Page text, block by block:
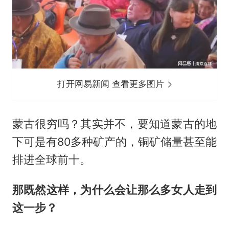
打开网易新闻 查看更多图片
蒙古很穷吗？其实并不，要知道蒙古的地
下可是有80多种矿产的，铜矿储量甚至能
排进全球前十。
那既然这样，为什么会让那么多女人走到
这一步？